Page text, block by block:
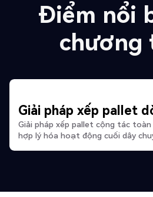
Điểm nổi
chương
Giải pháp xếp pallet
Giải pháp xếp pallet cộng tác toàn
hợp lý hóa hoạt động cuối dây